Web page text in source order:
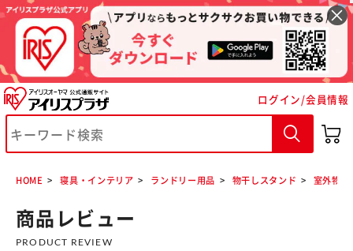
ログイン/会員情報
HOME 寝具・インテリア ランドリー用品 物干しスタンド 室外物干
商品レビュー
PRODUCT REVIEW
※ご確認ください
カートに入れる 購入手続きへ